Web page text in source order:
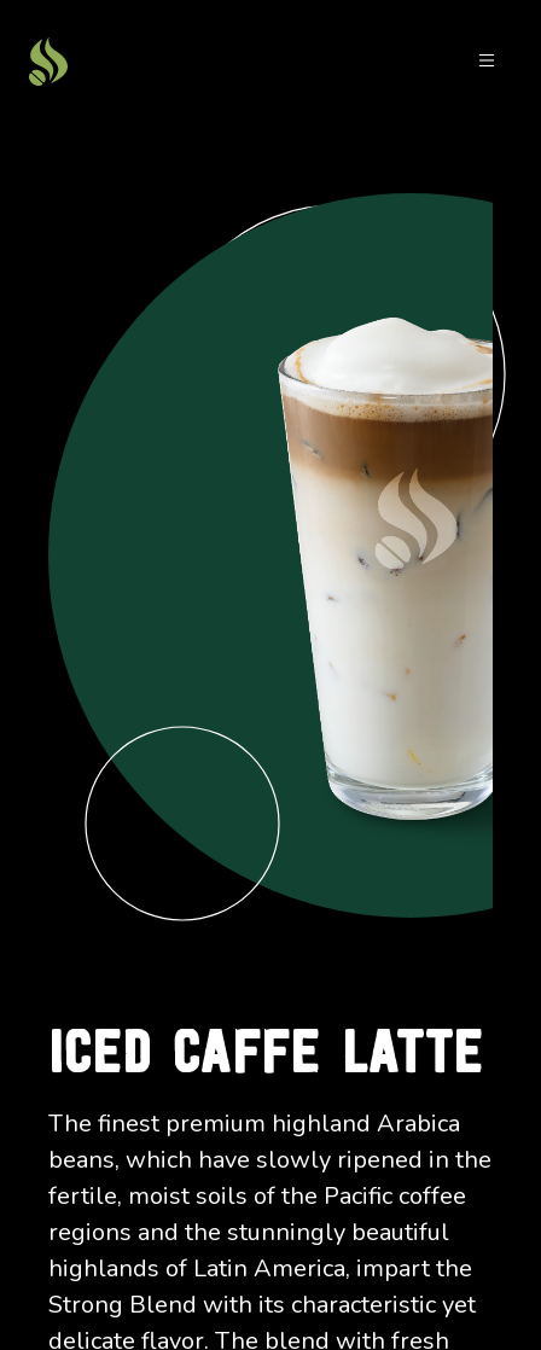
ICED CAFFÈ LATTE
The finest premium highland Arabica
beans, which have slowly ripened in the
fertile, moist soils of the Pacific coffee
regions and the stunningly beautiful
highlands of Latin America, impart the
Strong Blend with its characteristic yet
delicate flavor. The blend with fresh